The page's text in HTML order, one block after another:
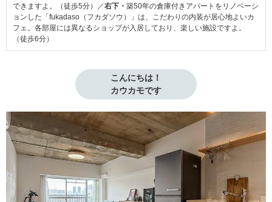
できますよ。（徒歩5分）／右下・ 築50年の倉庫付きアパートをリノベーシ
ョンした「fukadaso（フカダソウ）」は、こだわりの内装が居心地よいカ
フェ。各部屋には異なるショップが入居しており、楽しい施設ですよ。
（徒歩6分）
こんにちは！
カウカモです